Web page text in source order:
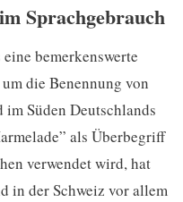
Sprachgebrauch
bemerkenswerte
die Benennung von
Süden Deutschlands
als Überbegriff
verwendet wird, hat
in der Schweiz vor allem